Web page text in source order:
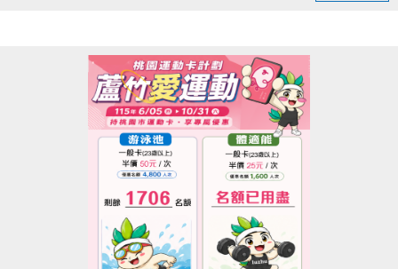
★ Android 系統：https://reurl.cc/9ZrKXx
◆ 課程報名時程
08/03-08/10 #舊生原班續報
使用APP享9折優惠（部分課程無折扣），臨櫃享95折
舊生們享有優先報名的期間，千萬別錯過！
【舊生定義】